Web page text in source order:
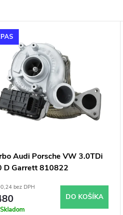
Audi Porsche VW 3.0TDi
D Garrett 810822
bez DPH
Skladom
DO KOŠÍKA